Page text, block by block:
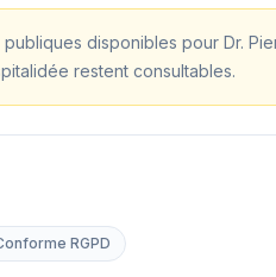
disponibles pour Dr.
restent consultables.
RGPD